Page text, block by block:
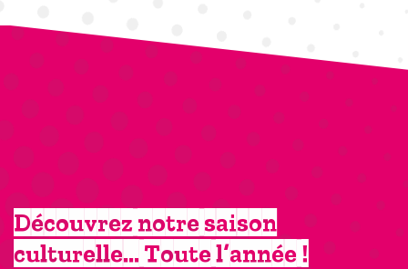
Découvrez notre saison
culturelle… Toute l’année !